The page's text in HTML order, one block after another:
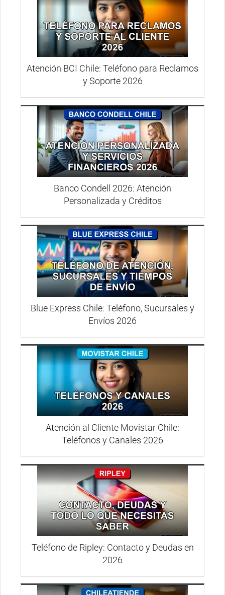
Atención BCI Chile: Teléfono para Reclamos
y Soporte 2026
Banco Condell 2026: Atención
Personalizada y Créditos
Blue Express Chile: Teléfono, Sucursales y
Envíos 2026
Atención al Cliente Movistar Chile:
Teléfonos y Canales 2026
Teléfono de Ripley: Contacto y Deudas en
2026